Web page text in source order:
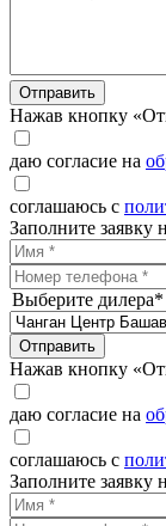
Отправить
Нажав кнопку
даю согласие на
соглашаюсь с
Заполните заявку
Выберите дилера*
Отправить
Нажав кнопку
даю согласие на
соглашаюсь с
Заполните заявку